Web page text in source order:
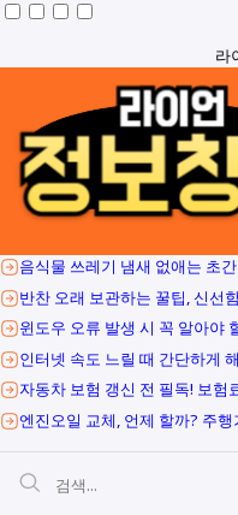
라
음식물 쓰레기 냄새 없애는 초
반찬 오래 보관하는 꿀팁, 신선
윈도우 오류 발생 시 꼭 알아야
인터넷 속도 느릴 때 간단하게
자동차 보험 갱신 전 필독! 보험
엔진오일 교체, 언제 할까? 주